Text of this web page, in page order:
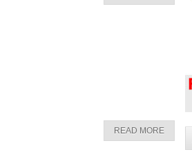
READ MORE